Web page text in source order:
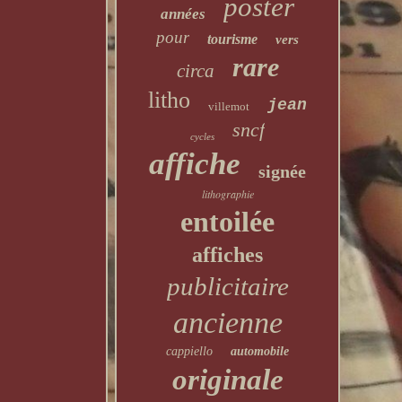
années poster
pour tourisme vers
circa rare
litho villemot jean
cycles sncf
affiche signée
lithographie
entoilée
affiches
publicitaire
ancienne
cappiello automobile
originale